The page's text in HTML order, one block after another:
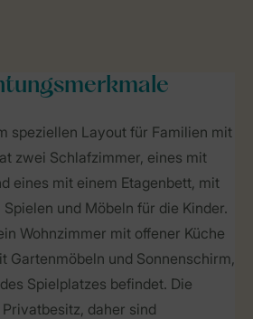
speziellen Layout für Familien mit
zwei Schlafzimmer, eines mit
eines mit einem Etagenbett, mit
und Möbeln für die Kinder.
Wohnzimmer mit offener Küche
Gartenmöbeln und Sonnenschirm,
Spielplatzes befindet. Die
daher sind